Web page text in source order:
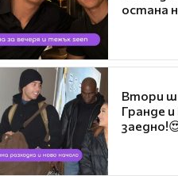
остана
Втори
Гранде